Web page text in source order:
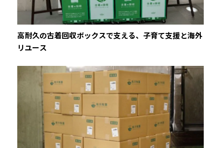
高耐久の古着回収ボックスで支える、子育て支援と海外
リユース